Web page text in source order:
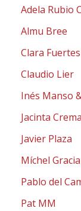
Adela Rubio
Almu Bree
Clara Fuertes
Claudio Lier
Inés Manso
Jacinta
Javier Plaza
Míchel Gracia
Pablo del
Pat MM